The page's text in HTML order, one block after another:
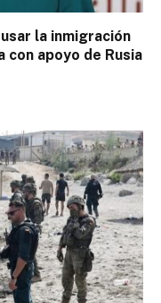
la inmigración
apoyo de Rusia